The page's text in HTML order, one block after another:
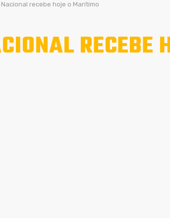
Nacional recebe hoje o Marítimo
RECEBE